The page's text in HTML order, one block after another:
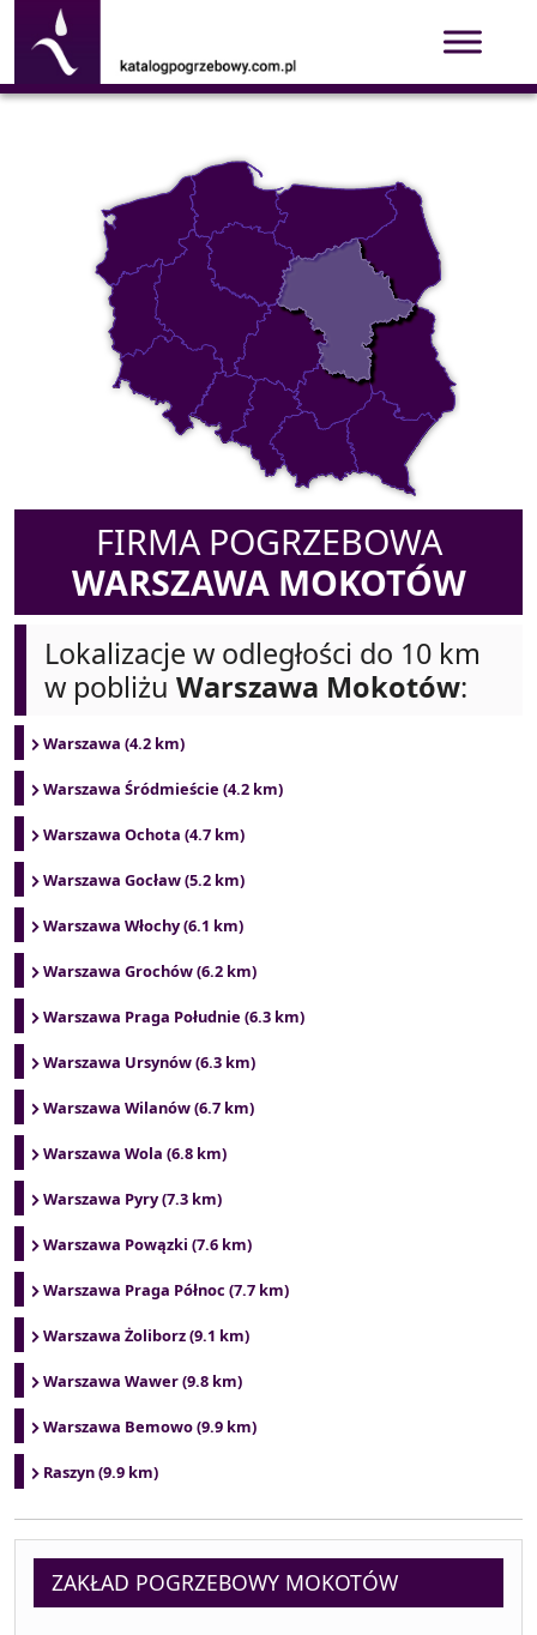
FIRMA POGRZEBOWA
WARSZAWA MOKOTÓW
Lokalizacje w odległości do 10 km
w pobliżu Warszawa Mokotów:
Warszawa (4.2 km)
Warszawa Śródmieście (4.2 km)
Warszawa Ochota (4.7 km)
Warszawa Gocław (5.2 km)
Warszawa Włochy (6.1 km)
Warszawa Grochów (6.2 km)
Warszawa Praga Południe (6.3 km)
Warszawa Ursynów (6.3 km)
Warszawa Wilanów (6.7 km)
Warszawa Wola (6.8 km)
Warszawa Pyry (7.3 km)
Warszawa Powązki (7.6 km)
Warszawa Praga Północ (7.7 km)
Warszawa Żoliborz (9.1 km)
Warszawa Wawer (9.8 km)
Warszawa Bemowo (9.9 km)
Raszyn (9.9 km)
ZAKŁAD POGRZEBOWY MOKOTÓW